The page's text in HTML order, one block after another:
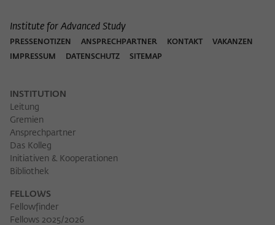
Institute for Advanced Study
PRESSENOTIZEN ANSPRECHPARTNER KONTAKT
VAKANZEN
IMPRESSUM
DATENSCHUTZ SITEMAP
INSTITUTION
Leitung
Gremien
Ansprechpartner
Das Kolleg
Initiativen & Kooperationen
Bibliothek
FELLOWS
Fellowfinder
Fellows 2025/2026